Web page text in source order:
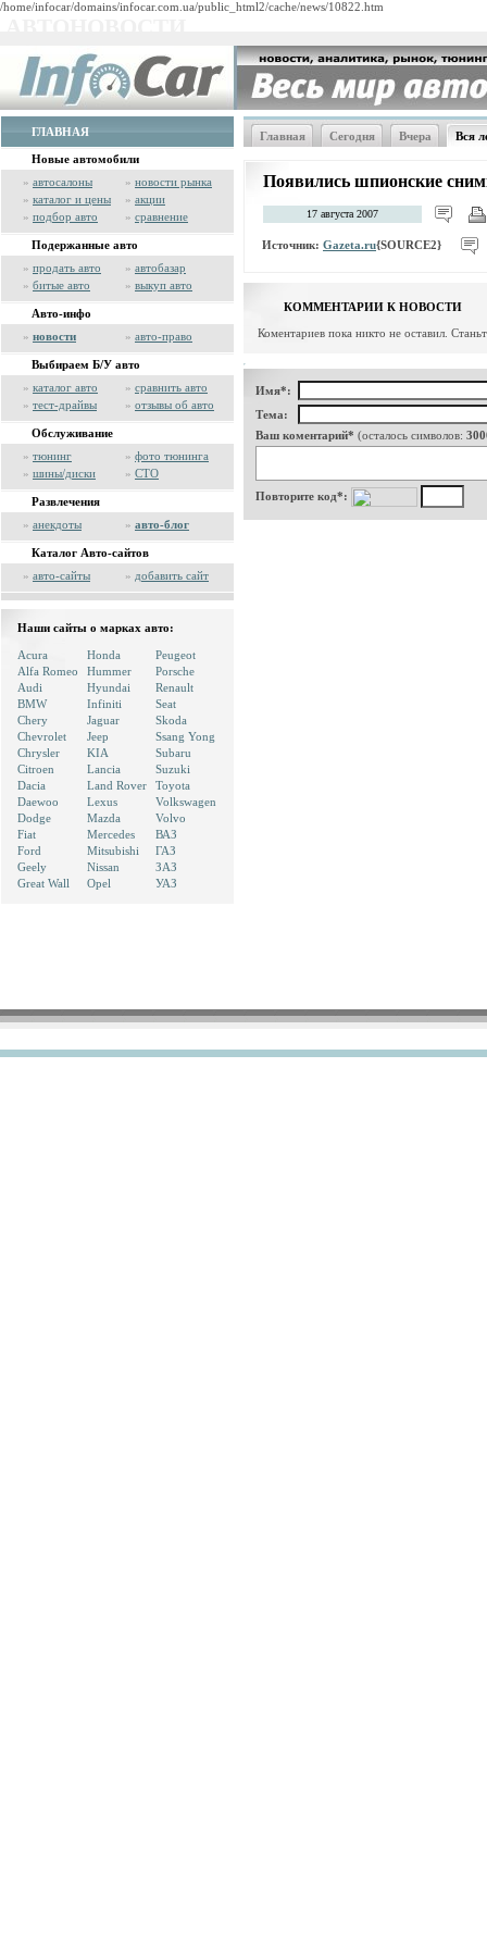
/home/infocar/domains/infocar.com.ua/public_html2/cache/news/10822.htm
ГЛАВНАЯ
Новые автомобили
» автосалоны » новости рынка
» каталог и цены » акции
» подбор авто » сравнение
Подержанные авто
» продать авто » автобазар
» битые авто » выкуп авто
Авто-инфо
» новости » авто-право
Выбираем Б/У авто
» каталог авто » сравнить авто
» тест-драйвы » отзывы об авто
Обслуживание
» тюнинг » фото тюнинга
» шины/диски » СТО
Развлечения
» анекдоты » авто-блог
Каталог Авто-сайтов
» авто-сайты » добавить сайт
Наши сайты о марках авто:
Acura
Alfa Romeo
Audi
BMW
Chery
Chevrolet
Chrysler
Citroen
Dacia
Daewoo
Dodge
Fiat
Ford
Geely
Great Wall
Honda
Hummer
Hyundai
Infiniti
Jaguar
Jeep
KIA
Lancia
Land Rover
Lexus
Mazda
Mercedes
Mitsubishi
Nissan
Opel
Peugeot
Porsche
Renault
Seat
Skoda
Ssang Yong
Subaru
Suzuki
Toyota
Volkswagen
Volvo
ВАЗ
ГАЗ
ЗАЗ
УАЗ
Главная Сегодня Вчера Вся
Появились шпионские
17 августа 2007
Источник: Gazeta.ru{SOURCE2}
КОММЕНТАРИИ К НОВОСТИ
Коментариев пока никто не оставил.
Имя*:
Тема:
Ваш коментарий* (осталось символов:
Повторите код*: